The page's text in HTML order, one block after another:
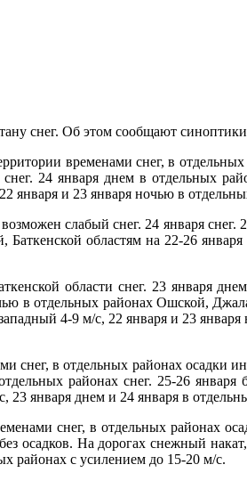
снег. Об этом сообщают
временами снег, в
24 января днем в отдельных
января и 23 января ночью в
слабый снег. 24 января снег.
областям на 22-26 января
области снег. 23 января
в отдельных районах Ошской,
4-9 м/с, 22 января и 23
снег, в отдельных районах осадки
районах снег. 25-26 января
января днем и 24 января в
снег, в отдельных районах
осадков. На дорогах снежный
районах с усилением до 15-20 м/с.